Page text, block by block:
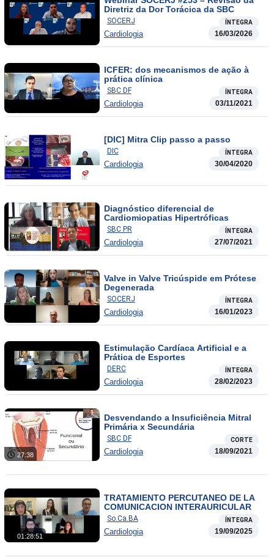
Diretriz da Dor Torácica da SBC
SOCERJ ÍNTEGRA
Cardiologia 16/03/2026
ICFER: dos mecanismos de ação à
prática clínica
SBC DF ÍNTEGRA
Cardiologia 03/11/2021
[DIC] Mitra Clip passo a passo
DIC ÍNTEGRA
Cardiologia 30/04/2020
Diagnóstico diferencial de
Cardiomiopatias Hipertróficas
SBC PR ÍNTEGRA
Cardiologia 27/07/2021
Valve in Valve Tricúspide em Prótese
Degenerada
SOCERJ ÍNTEGRA
Cardiologia 16/01/2023
Estimulação Cardíaca Artificial e a
Prática de Esportes
DERC ÍNTEGRA
Cardiologia 28/02/2023
27:38
Desvendando a Insuficiência Mitral
Primária x Secundária
SBC DF CORTE
Cardiologia 18/09/2021
01:28:51
TRATAMIENTO PERCUTANEO DE LA
COMUNICACION INTERAURICULAR
So.Ca.BA ÍNTEGRA
Cardiologia 19/09/2025